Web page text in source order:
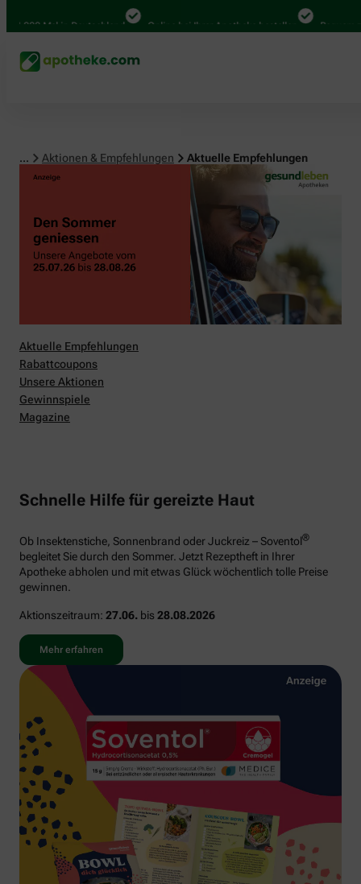
Mal in Deutschland Online bei Ihrer Apotheke bestellen Bequem
... Aktionen & Empfehlungen Aktuelle Empfehlungen
Aktuelle Empfehlungen
Rabattcoupons
Unsere Aktionen
Gewinnspiele
Magazine
Schnelle Hilfe für gereizte Haut
Ob Insektenstiche, Sonnenbrand oder Juckreiz – Soventol®
begleitet Sie durch den Sommer. Jetzt Rezeptheft in Ihrer
Apotheke abholen und mit etwas Glück wöchentlich tolle Preise
gewinnen.
Aktionszeitraum: 27.06. bis 28.08.2026
Mehr erfahren